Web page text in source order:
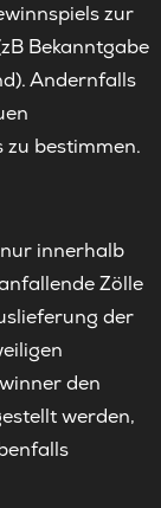
zur
Bekanntgabe
Andernfalls
zu bestimmen.
innerhalb
Zölle
der
den
werden,